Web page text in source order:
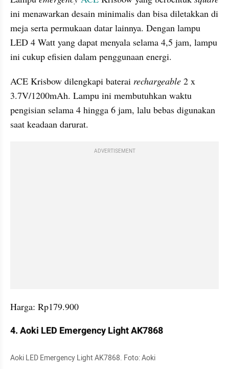
ini menawarkan desain minimalis dan bisa diletakkan di
meja serta permukaan datar lainnya. Dengan lampu
LED 4 Watt yang dapat menyala selama 4,5 jam, lampu
ini cukup efisien dalam penggunaan energi.
ACE Krisbow dilengkapi baterai rechargeable 2 x
3.7V/1200mAh. Lampu ini membutuhkan waktu
pengisian selama 4 hingga 6 jam, lalu bebas digunakan
saat keadaan darurat.
ADVERTISEMENT
Harga: Rp179.900
4. Aoki LED Emergency Light AK7868
Aoki LED Emergency Light AK7868. Foto: Aoki